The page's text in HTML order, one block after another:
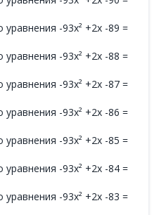
-93x² +2x -89 =
-93x² +2x -88 =
-93x² +2x -87 =
-93x² +2x -86 =
-93x² +2x -85 =
-93x² +2x -84 =
-93x² +2x -83 =